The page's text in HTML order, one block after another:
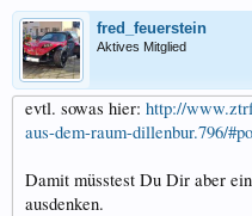
fred_feuerstein
Aktives Mitglied
evtl. sowas hier: http://
aus-dem-raum-dillenbur.796/
Damit müsstest Du Dir aber
ausdenken.